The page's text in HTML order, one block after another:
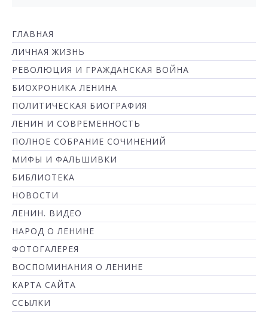
ГЛАВНАЯ
ЛИЧНАЯ ЖИЗНЬ
РЕВОЛЮЦИЯ И ГРАЖДАНСКАЯ ВОЙНА
БИОХРОНИКА ЛЕНИНА
ПОЛИТИЧЕСКАЯ БИОГРАФИЯ
ЛЕНИН И СОВРЕМЕННОСТЬ
ПОЛНОЕ СОБРАНИЕ СОЧИНЕНИЙ
МИФЫ И ФАЛЬШИВКИ
БИБЛИОТЕКА
НОВОСТИ
ЛЕНИН. ВИДЕО
НАРОД О ЛЕНИНЕ
ФОТОГАЛЕРЕЯ
ВОСПОМИНАНИЯ О ЛЕНИНЕ
КАРТА САЙТА
ССЫЛКИ